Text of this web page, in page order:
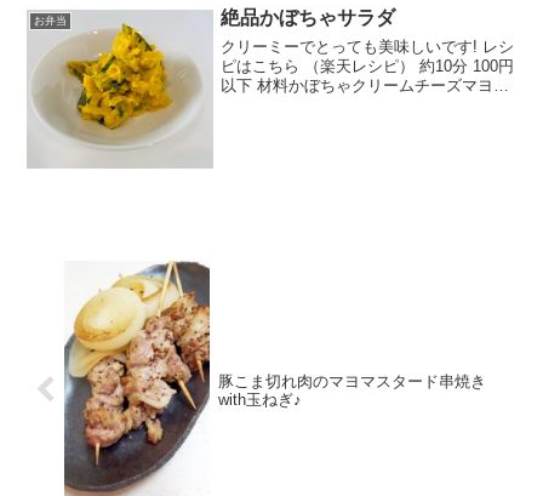
切り）ベビーリーフ 又は グリーンリ
ーフカロ...
お弁当 絶品かぼちゃサラダ
クリーミーでとっても美味しいです! レシ
ピはこちら （楽天レシピ） 約10分 100円
以下 材料かぼちゃクリームチーズマヨネ
豚こま切れ肉のマヨマスタード串焼き
with玉ねぎ♪